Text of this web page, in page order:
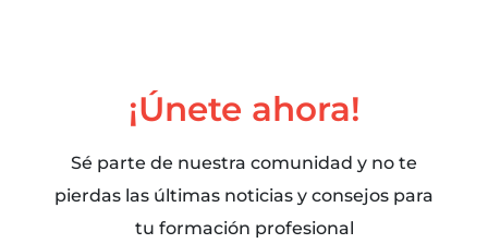
¡Únete ahora!
Sé parte de nuestra comunidad y no te
pierdas las últimas noticias y consejos para
tu formación profesional